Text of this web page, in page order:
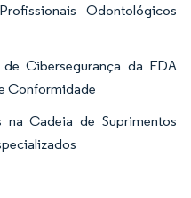
Odontológicos
Cibersegurança da FDA
Conformidade
na Cadeia de Suprimentos